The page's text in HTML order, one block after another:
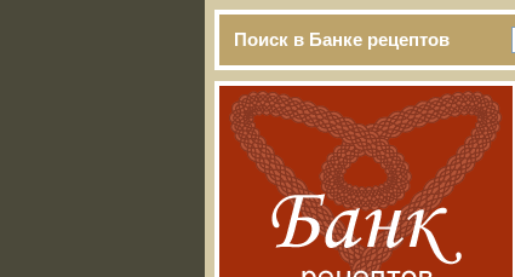
Поиск в Банке рецептов